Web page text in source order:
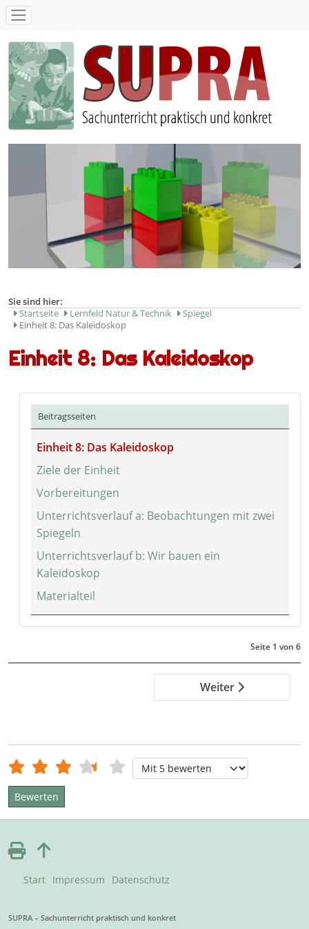
SUPRA - Sachunterricht praktisch und konkret
Sie sind hier:
Startseite
Lernfeld Natur & Technik
Spiegel
Einheit 8: Das Kaleidoskop
Einheit 8: Das Kaleidoskop
Beitragsseiten
Einheit 8: Das Kaleidoskop
Ziele der Einheit
Vorbereitungen
Unterrichtsverlauf a: Beobachtungen mit zwei
Spiegeln
Unterrichtsverlauf b: Wir bauen ein
Kaleidoskop
Materialteil
Seite 1 von 6
Weiter
Bewertung: / 5 Bitte bewerten
Start Impressum Datenschutz
SUPRA – Sachunterricht praktisch und konkret